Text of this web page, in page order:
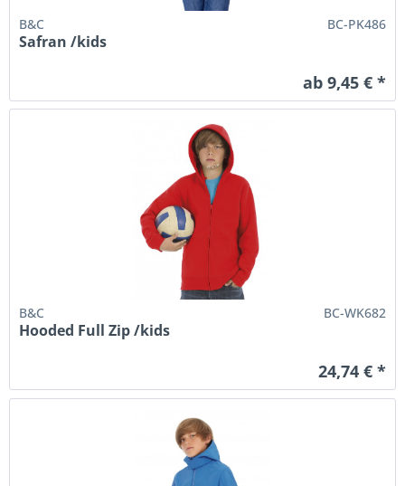
B&C BC-PK486
Safran /kids
ab 9,45 € *
B&C BC-WK682
Hooded Full Zip /kids
24,74 € *